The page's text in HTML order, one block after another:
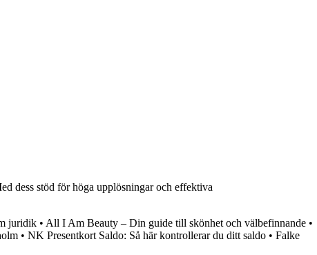
dess stöd för höga upplösningar och effektiva
juridik • All I Am Beauty – Din guide till skönhet och välbefinnande •
• NK Presentkort Saldo: Så här kontrollerar du ditt saldo • Falke